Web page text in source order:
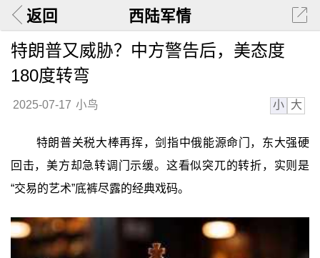
返回 西陆军情
特朗普又威胁？中方警告后，美态度
180度转弯
2025-07-17 小鸟 小 大
特朗普关税大棒再挥，剑指中俄能源命门，东大强硬
回击，美方却急转调门示缓。这看似突兀的转折，实则是
“交易的艺术”底裤尽露的经典戏码。